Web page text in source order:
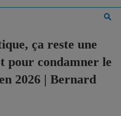
ça reste une
pour condamner le
2026 | Bernard